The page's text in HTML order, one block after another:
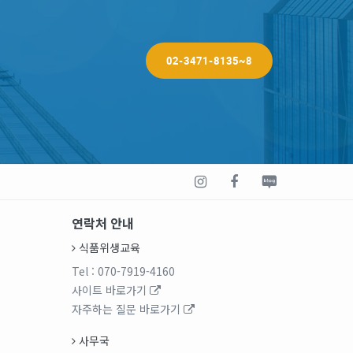
02-3471-8135~8
연락처 안내
식품위생교육
Tel : 070-7919-4160
사이트 바로가기
자주하는 질문 바로가기
사무국